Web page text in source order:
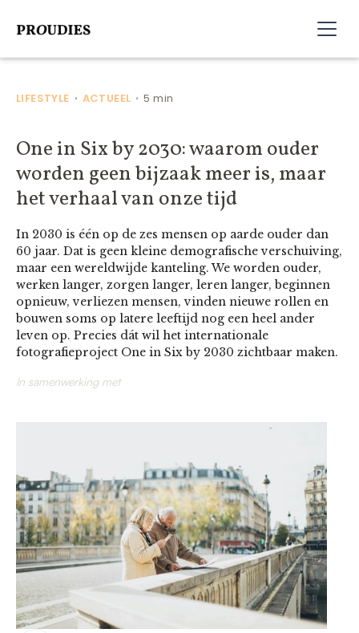
LIFESTYLE • ACTUEEL •5 min
One in Six by 2030: waarom ouder
worden geen bijzaak meer is, maar
het verhaal van onze tijd
In 2030 is één op de zes mensen op aarde ouder dan
60 jaar. Dat is geen kleine demografische verschuiving,
maar een wereldwijde kanteling. We worden ouder,
werken langer, zorgen langer, leren langer, beginnen
opnieuw, verliezen mensen, vinden nieuwe rollen en
bouwen soms op latere leeftijd nog een heel ander
leven op. Precies dát wil het internationale
fotografieproject One in Six by 2030 zichtbaar maken.
In samenwerking met